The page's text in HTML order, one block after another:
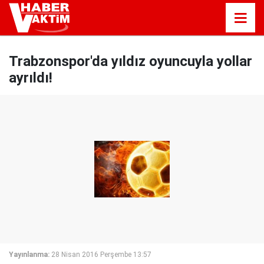
Trabzonspor'da yıldız oyuncuyla yollar
ayrıldı!
Yayınlanma: 28 Nisan 2016 Perşembe 13:57